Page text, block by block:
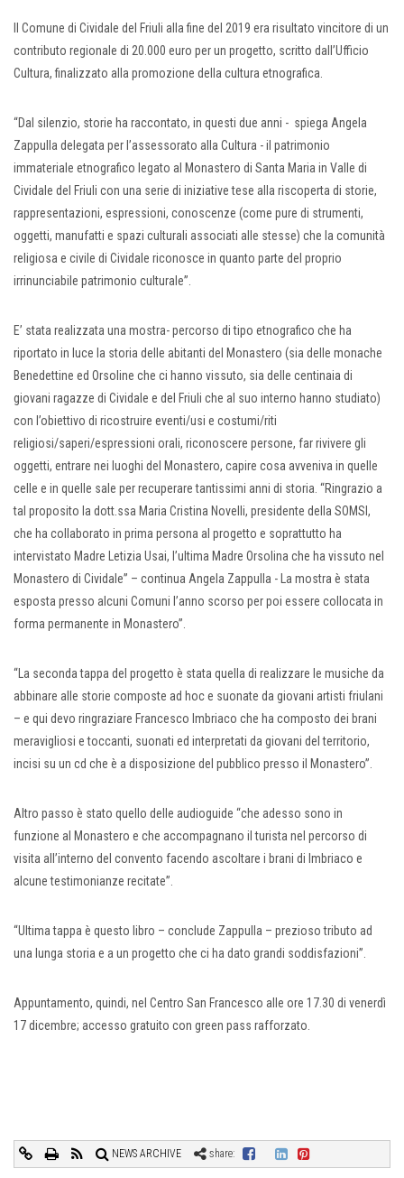
Il Comune di Cividale del Friuli alla fine del 2019 era risultato vincitore di un
contributo regionale di 20.000 euro per un progetto, scritto dall’Ufficio
Cultura, finalizzato alla promozione della cultura etnografica.
“Dal silenzio, storie ha raccontato, in questi due anni - spiega Angela
Zappulla delegata per l’assessorato alla Cultura - il patrimonio
immateriale etnografico legato al Monastero di Santa Maria in Valle di
Cividale del Friuli con una serie di iniziative tese alla riscoperta di storie,
rappresentazioni, espressioni, conoscenze (come pure di strumenti,
oggetti, manufatti e spazi culturali associati alle stesse) che la comunità
religiosa e civile di Cividale riconosce in quanto parte del proprio
irrinunciabile patrimonio culturale”.
E’ stata realizzata una mostra- percorso di tipo etnografico che ha
riportato in luce la storia delle abitanti del Monastero (sia delle monache
Benedettine ed Orsoline che ci hanno vissuto, sia delle centinaia di
giovani ragazze di Cividale e del Friuli che al suo interno hanno studiato)
con l’obiettivo di ricostruire eventi/usi e costumi/riti
religiosi/saperi/espressioni orali, riconoscere persone, far rivivere gli
oggetti, entrare nei luoghi del Monastero, capire cosa avveniva in quelle
celle e in quelle sale per recuperare tantissimi anni di storia. “Ringrazio a
tal proposito la dott.ssa Maria Cristina Novelli, presidente della SOMSI,
che ha collaborato in prima persona al progetto e soprattutto ha
intervistato Madre Letizia Usai, l’ultima Madre Orsolina che ha vissuto nel
Monastero di Cividale” – continua Angela Zappulla - La mostra è stata
esposta presso alcuni Comuni l’anno scorso per poi essere collocata in
forma permanente in Monastero”.
“La seconda tappa del progetto è stata quella di realizzare le musiche da
abbinare alle storie composte ad hoc e suonate da giovani artisti friulani
– e qui devo ringraziare Francesco Imbriaco che ha composto dei brani
meravigliosi e toccanti, suonati ed interpretati da giovani del territorio,
incisi su un cd che è a disposizione del pubblico presso il Monastero”.
Altro passo è stato quello delle audioguide “che adesso sono in
funzione al Monastero e che accompagnano il turista nel percorso di
visita all’interno del convento facendo ascoltare i brani di Imbriaco e
alcune testimonianze recitate”.
“Ultima tappa è questo libro – conclude Zappulla – prezioso tributo ad
una lunga storia e a un progetto che ci ha dato grandi soddisfazioni”.
Appuntamento, quindi, nel Centro San Francesco alle ore 17.30 di venerdì
17 dicembre; accesso gratuito con green pass rafforzato.
NEWS ARCHIVE share: